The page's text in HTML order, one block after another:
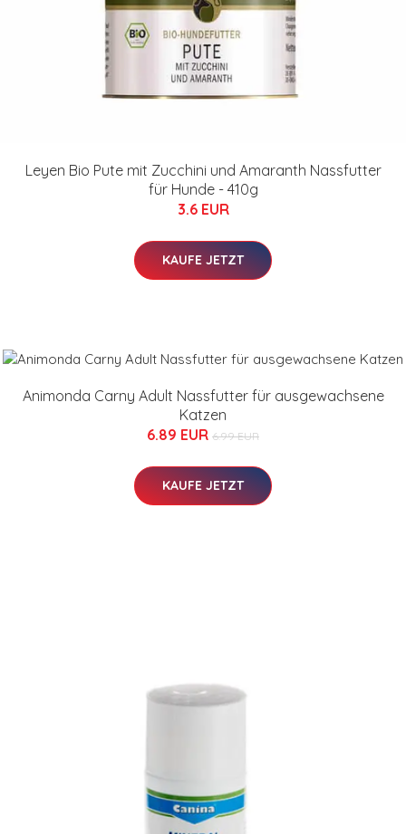
Leyen Bio Pute mit Zucchini und Amaranth Nassfutter
für Hunde - 410g
3.6 EUR
KAUFE JETZT
Animonda Carny Adult Nassfutter für ausgewachsene
Katzen
6.89 EUR 6.99 EUR
KAUFE JETZT